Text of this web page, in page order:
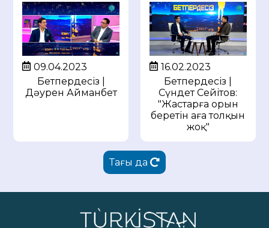
09.04.2023
Бетпердесіз |
Дәурен Айманбет
16.02.2023
Бетпердесіз |
Сүндет Сейітов:
"Жастарға орын
беретін аға толқын
жоқ"
Тағы да